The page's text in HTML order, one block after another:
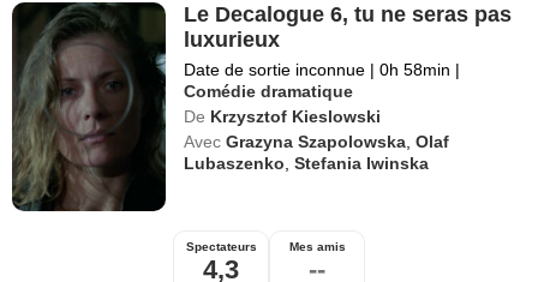
Le Decalogue 6, tu ne seras pas
luxurieux
Date de sortie inconnue | 0h 58min |
Comédie dramatique
De Krzysztof Kieslowski
Avec Grazyna Szapolowska ,Olaf
Lubaszenko ,Stefania Iwinska
Spectateurs
4,3
Mes amis
--